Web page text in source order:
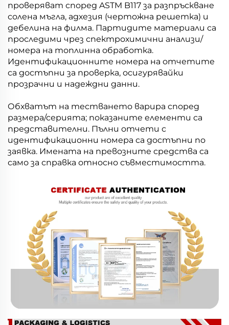
проверяват според ASTM B117 за разпръскване
солена мъгла, адхезия (чертожна решетка) и
дебелина на филма. Партидите материали са
проследими чрез спектрохимични анализи/
номера на топлинна обработка.
Идентификационните номера на отчетите
са достъпни за проверка, осигурявайки
прозрачни и надеждни данни.
Обхватът на тестването варира според
размера/серията; показаните елементи са
представителни. Пълни отчети с
идентификационни номера са достъпни по
заявка. Имената на превозните средства са
само за справка относно съвместимостта.